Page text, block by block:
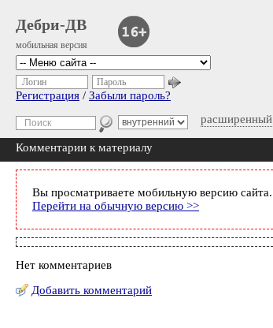
Дебри-ДВ
мобильная версия
расширенный
Логин Пароль
Регистрация / Забыли пароль?
Комментарии к материалу
Вы просматриваете мобильную версию сайта.
Перейти на обычную версию >>
Нет комментариев
Добавить комментарий